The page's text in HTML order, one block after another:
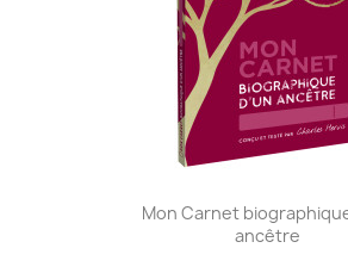
Mon Carnet
ancêtre